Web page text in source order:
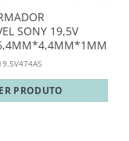
SONY 19,5V
PRODUTO